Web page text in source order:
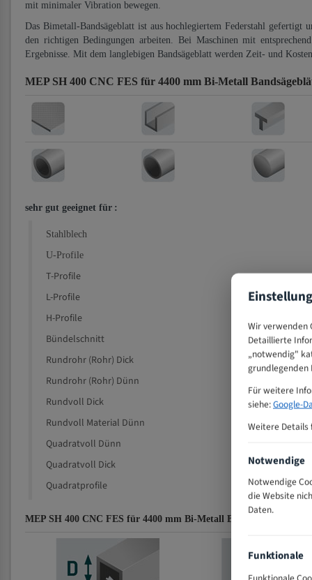
mit minimaler Vibration bewegen.
Das Bimetall-Bandsägeblatt ist aus hochlegiertem Federstahl
den richtigen Bedingungen arbeiten. Bei Maschinen mit
Ergebnisse. Mit dem langlebigen Bandsägeblatt werden Zeit- und
MEP SH 400 CNC FES für 4400 mm Bi-Metall
sehr gut geeignet für :
Stahlblech
U-Profile
T-Profile
L-Profile
H-Profile
Bündelschnitt
Rundrohr (Rohr) Dick
Rundrohr (Rohr) Dünn
Rundvoll Dick
Rundvoll Material Dünn
Quadratvoll Dünn
Quadratvoll Dick
Quadratprofile
MEP SH 400 CNC FES für 4400 mm Bi-Metall Bandsägeblätter
Wir verwenden
Detaillierte
„notwendig"
grundlegenden
Für weitere
siehe:Google-
Weitere Details
Notwendige
Notwendige
die Website
Daten.
Funktionale